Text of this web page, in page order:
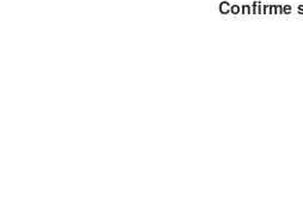
Confirme